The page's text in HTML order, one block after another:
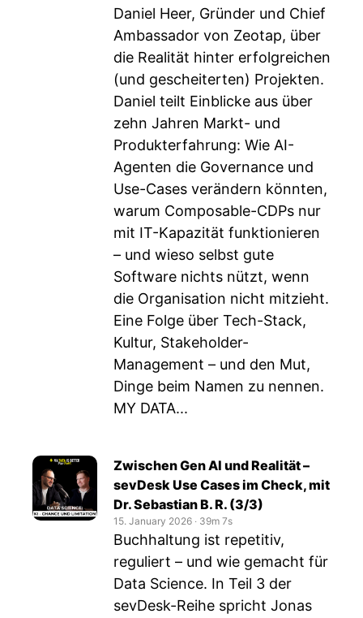
Daniel Heer, Gründer und Chief
Ambassador von Zeotap, über
die Realität hinter erfolgreichen
(und gescheiterten) Projekten.
Daniel teilt Einblicke aus über
zehn Jahren Markt- und
Produkterfahrung: Wie AI-
Agenten die Governance und
Use-Cases verändern könnten,
warum Composable-CDPs nur
mit IT-Kapazität funktionieren
– und wieso selbst gute
Software nichts nützt, wenn
die Organisation nicht mitzieht.
Eine Folge über Tech-Stack,
Kultur, Stakeholder-
Management – und den Mut,
Dinge beim Namen zu nennen.
MY DATA...
Zwischen Gen AI und Realität –
sevDesk Use Cases im Check, mit
Dr. Sebastian B. R. (3/3)
15. January 2026 ‧ 39m 7s
Buchhaltung ist repetitiv,
reguliert – und wie gemacht für
Data Science. In Teil 3 der
sevDesk-Reihe spricht Jonas